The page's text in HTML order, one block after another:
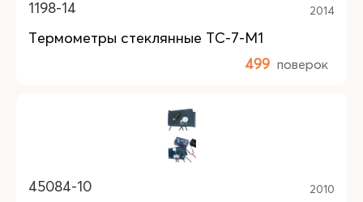
1198-14 2014
Термометры стеклянные ТС-7-М1
499 поверок
45084-10 2010